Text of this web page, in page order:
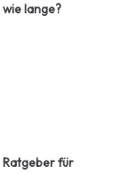
lange?
Ratgeber für